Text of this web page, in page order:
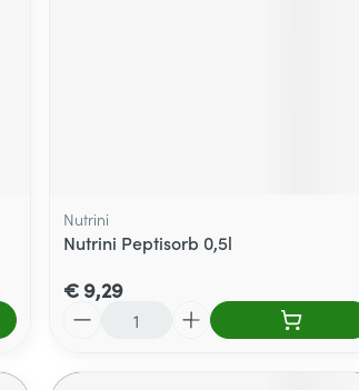
Nutrini
Nutrini Peptisorb 0,5l
€ 9,29